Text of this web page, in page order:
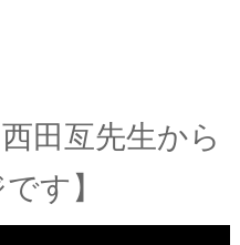
田亙先生から
す】